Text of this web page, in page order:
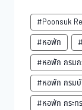
#Poonsuk
#หอพัก
#หอพัก กรมก
#หอพัก กรม
#หอพัก กระท